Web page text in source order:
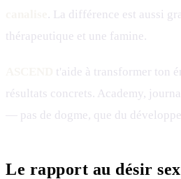
. La différence est aussi
thérapeutique et une famine.
t'aide à transformer ton
résultats concrets. Academy,
— pas de dogme, que du
Le rapport au désir